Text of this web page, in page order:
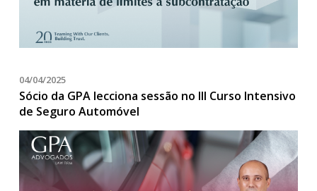
04/04/2025
Sócio da GPA lecciona sessão no III Curso Intensivo
de Seguro Automóvel